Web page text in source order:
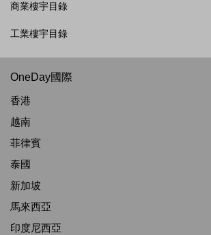
商業樓宇目錄
工業樓宇目錄
OneDay國際
香港
越南
菲律賓
泰國
新加坡
馬來西亞
印度尼西亞